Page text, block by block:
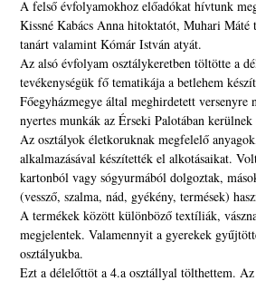
A felső évfolyamokhoz előadókat hívtunk
Kissné Kabács Anna hitoktatót, Muhari Máté
tanárt valamint Kómár István atyát.
Az alsó évfolyam osztálykeretben töltötte a
tevékenységük fő tematikája a betlehem
Főegyházmegye által meghirdetett versenyre
nyertes munkák az Érseki Palotában
Az osztályok életkoruknak megfelelő
alkalmazásával készítették el alkotásaikat.
kartonból vagy sógyurmából dolgoztak,
(vessző, szalma, nád, gyékény, termések)
A termékek között különböző textíliák,
megjelentek. Valamennyit a gyerekek
osztályukba.
Ezt a délelőttöt a 4.a osztállyal tölthettem.